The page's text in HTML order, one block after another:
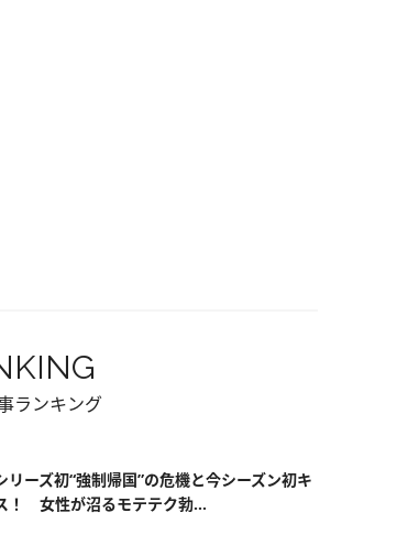
ランキング
リーズ初“強制帰国”の危機と今シーズン初キ
！ 女性が沼るモテテク勃...